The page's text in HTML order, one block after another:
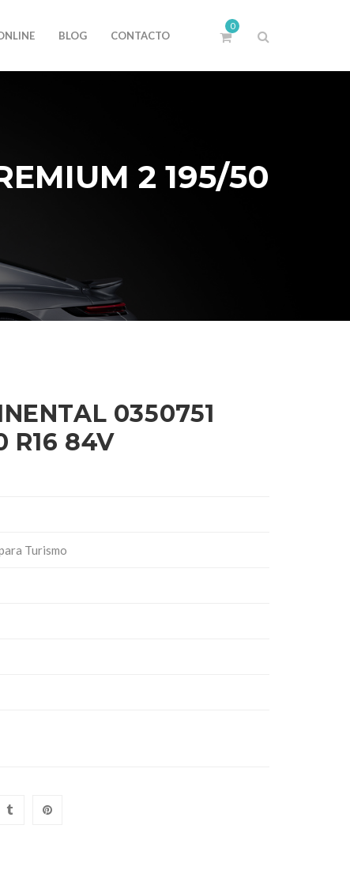
BLOG CONTACTO
0
2 195/50
0350751
R16 84V
Turismo